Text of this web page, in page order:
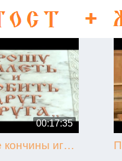
00:17:35
50-летие кончины игумена Никона (Воробьёва) (г. Гагарин, 2013.09.07)